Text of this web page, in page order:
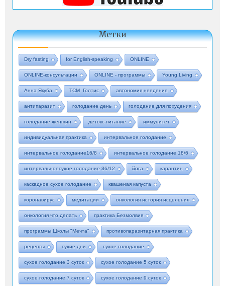
Метки
Dry fasting for English-speaking ONLINE
ONLINE-консультации ONLINE - программы Young Living
Анна Якуба ТСМ Голтис автономия неедение
антипаразит голодание день голодание для похудения
голодание женщин детокс-питание иммунитет
индивидуальная практика интервальное голодание
интервальное голодание16/8 интервальное голодание 18/6
интервальноесухое голодание 36/12 йога карантин
каскадное сухое голодание квашеная капуста
коронавирус медитации онкология история исцеления
онкология что делать практика Безмолвия
программы Школы "Мечта" противопаразитарная практика
рецепты сухие дни сухое голодание
сухое голодание 3 суток сухое голодание 5 суток
сухое голодание 7 суток сухое голодание 9 суток